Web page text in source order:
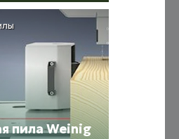
пила Weinig